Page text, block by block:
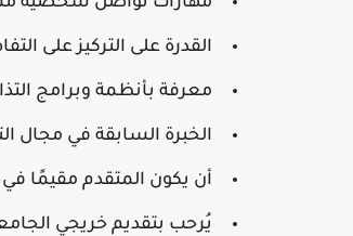
القدرة على التركيز على
معرفة بأنظمة وبرامج
الخبرة السابقة في مجال
أن يكون المتقدم مقيمًا
يُرحب بتقديم خريجي